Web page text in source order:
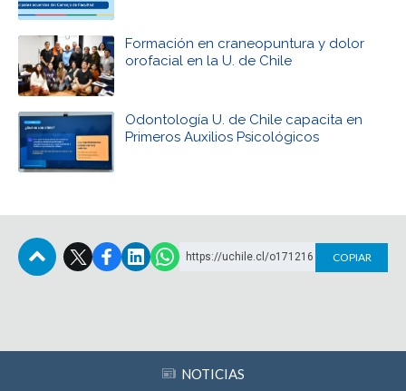
Formación en craneopuntura y dolor
orofacial en la U. de Chile
Odontología U. de Chile capacita en
Primeros Auxilios Psicológicos
https://uchile.cl/o171216 COPIAR
NOTICIAS